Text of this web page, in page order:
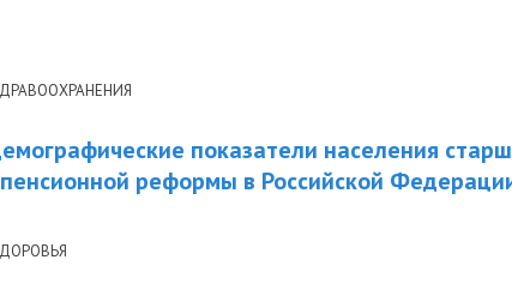
показатели населения
реформы в Российской